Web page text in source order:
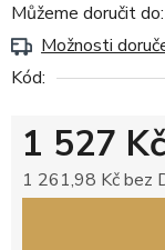
Můžeme doručit do:
Možnosti
Kód:
1 527 Kč
1 261,98 Kč bez